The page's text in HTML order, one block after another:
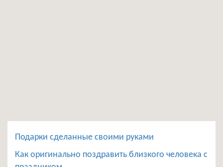
Подарки сделанные своими руками
Как оригинально поздравить близкого человека с